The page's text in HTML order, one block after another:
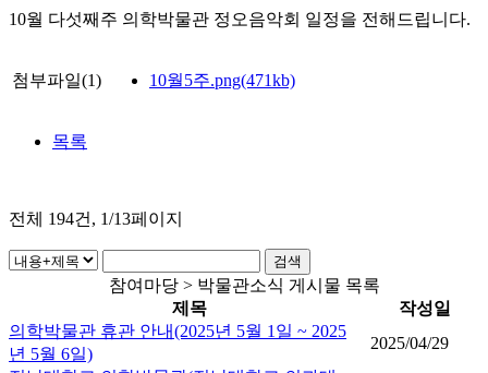
10월 다섯째주 의학박물관 정오음악회 일정을 전해드립니다.
첨부파일(1) 10월5주.png(471kb)
목록
전체 194건, 1/13페이지
참여마당 > 박물관소식 게시물 목록
제목
작성일
의학박물관 휴관 안내(2025년 5월 1일 ~ 2025
년 5월 6일)
2025/04/29